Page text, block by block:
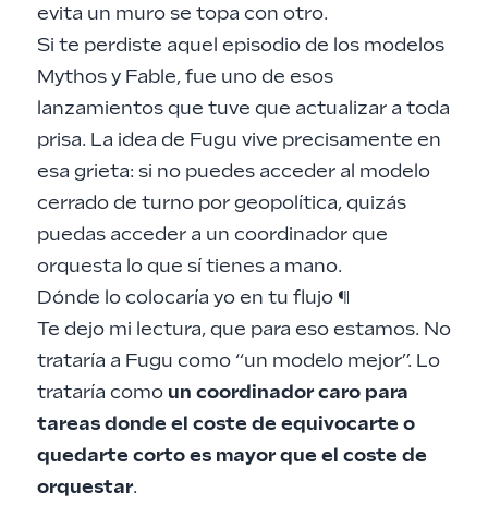
evita un muro se topa con otro.
Si te perdiste aquel episodio de los modelos
Mythos y Fable, fue uno de esos
lanzamientos que tuve que actualizar a toda
prisa. La idea de Fugu vive precisamente en
esa grieta: si no puedes acceder al modelo
cerrado de turno por geopolítica, quizás
puedas acceder a un coordinador que
orquesta lo que sí tienes a mano.
Dónde lo colocaría yo en tu flujo ¶
Te dejo mi lectura, que para eso estamos. No
trataría a Fugu como “un modelo mejor”. Lo
trataría como un coordinador caro para
tareas donde el coste de equivocarte o
quedarte corto es mayor que el coste de
orquestar.